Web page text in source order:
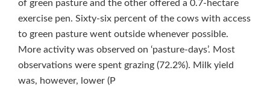
of green pasture and the other offered a 0.7-hectare
exercise pen. Sixty-six percent of the cows with access
to green pasture went outside whenever possible.
More activity was observed on ‘pasture-days’. Most
observations were spent grazing (72.2%). Milk yield
was, however, lower (P